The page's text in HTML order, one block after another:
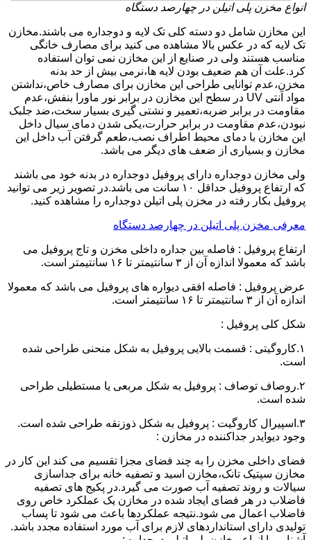
انواع مخزن پلی اتیلن در چهارصد دستگاه
این مخازن شامل دو دسته کلی تک لایه و دوجداره می باشند.مخازن
تک لایه که در عکس بالا مشاهده می کنید برای مصارف خانگی
مناسب هستند ولی در صنایع از این مخازن نمی توان استفاده
کرد.علت آن هم ضعیف بودن لایه ها،نرمی بیش از حد بدنه
مخزن،عدم توانایی طراحی این مخازن برای مصارف خاص،نداشتن
مواد آنتی UV در سطح این مخازن در برابر نور ماورا بنفش،عدم
مقاومت در برابر ضربه،تعمیر و نشتی گیری بسیار سخت،ضد جلبک
نبودن،عدم مقاومت در برابر حرارت،یکی شدن دمای سیال داخل
این مخازن با دمای محیط اطراف نصب،طعم گرفتن آب داخل این
مخازن و بسیاری از ضعف های دیگر می باشد.
ولی مخازن دوجداره دارای پروفیل دوجداره در بدنه خود می باشند
که ارتفاع پروفیل حداقل ۱۰ سانت می باشد.در تصویر زیر می توانید
پروفیل بکار رفته در مخزن پلی اتیلن دوجداره را مشاهده کنید.
معرفی مخزن پلی اتیلن در چهارصد دستگاه
ارتفاع پروفیل : فاصله بین جداره داخلی مخزن و تاج پروفیل می
باشد که معمولا اندازه آن از ۳ سانتیمتر تا ۱۶ سانتیمتر است.
عرض پروفیل : فاصله افقی دیواره های پروفیل می باشد که معمولا
اندازه آن از ۳ سانتیمتر تا ۱۶ سانتیمتر است.
شکل کلی پروفیل :
۱.کاروگیتی : قسمت بالایی پروفیل به شکل منحنی طراحی شده
است.
۲.روصاف توصاف : پروفیل به شکل مربعی یا مستطیلی طراحی
شده است.
۳.اسپیرال کاروگیت : پروفیل به شکل ذوزنقه طراحی شده است.
وجود دیوایدر جداکننده در مخازن :
فضای داخلی مخزن را به چند فضای مجزا تقسیم می کند این کار در
مخازن سپتیک تانک،مخازن اسید و تصفیه خانه برای جداسازی
سیالات و روند تصفیه آب صورت می گیرد.در پکیج های تصفیه
فاضلاب در هر فضای ایجاد شده در مخازن یک عملکرد خاص روی
فاضلاب اعمال می شود.نتیجه عملکردها باعث می شود تا پساب
تولیدی دارای استانداردهای لازم برای آب مورد استفاده مجدد باشد.